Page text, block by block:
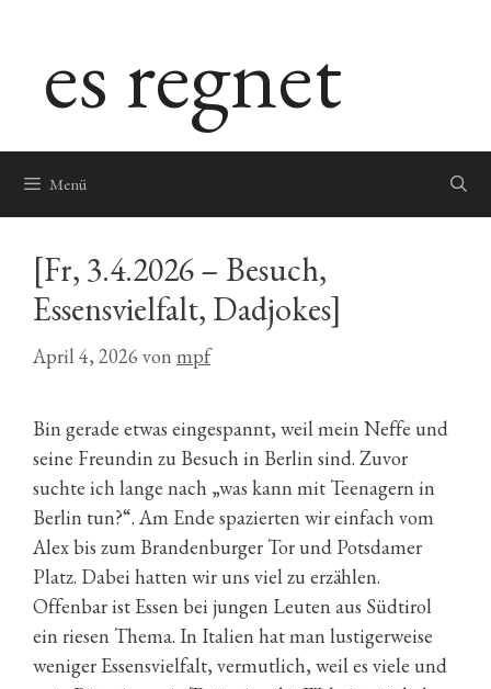
springenes regnet
Menü
[Fr, 3.4.2026 – Besuch,
Essensvielfalt, Dadjokes]
April 4, 2026 von mpf
Bin gerade etwas eingespannt, weil mein Neffe und
seine Freundin zu Besuch in Berlin sind. Zuvor
suchte ich lange nach „was kann mit Teenagern in
Berlin tun?“. Am Ende spazierten wir einfach vom
Alex bis zum Brandenburger Tor und Potsdamer
Platz. Dabei hatten wir uns viel zu erzählen.
Offenbar ist Essen bei jungen Leuten aus Südtirol
ein riesen Thema. In Italien hat man lustigerweise
weniger Essensvielfalt, vermutlich, weil es viele und